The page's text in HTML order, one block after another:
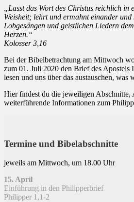
„Lasst das Wort des Christus reichlich in
Weisheit; lehrt und ermahnt einander
Lobgesängen und geistlichen Liedern
Herzen.“
Kolosser 3,16
Bei der Bibelbetrachtung am Mittwoch
zum 01. Juli 2020 den Brief des Apostels
lesen und uns über das austauschen, was
Hier findest du die jeweiligen Abschnitte,
weiterführende Informationen zum
Termine und Bibelabschnitte
jeweils am Mittwoch, um 18.00 Uhr
15. April​
Einführung in den Philipperbrief
Philipper 1,1-2